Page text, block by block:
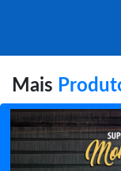
Mais